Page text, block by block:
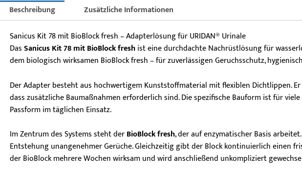
Beschreibung
Zusätzliche Informationen
Sanicus Kit 78 mit BioBlock fresh – Adapterlösung für URIDAN® Urinale
DasSanicus Kit 78 mit BioBlock freshist eine durchdachte Nachrüstlösung für
dem biologisch wirksamen BioBlock fresh – für zuverlässigen Geruchsschutz,
Der Adapter besteht aus hochwertigem Kunststoffmaterial mit flexiblen Dichtlippen.
dass zusätzliche Baumaßnahmen erforderlich sind. Die spezifische Bauform ist für
Passform im täglichen Einsatz.
Im Zentrum des Systems steht derBioBlock fresh, der auf enzymatischer Basis
Entstehung unangenehmer Gerüche. Gleichzeitig gibt der Block kontinuierlich einen
der BioBlock mehrere Wochen wirksam und wird anschließend unkompliziert